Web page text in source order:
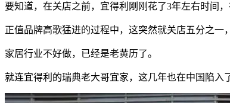
要知道，在关店之前，宜得利刚刚花了3年左右时间
正值品牌高歌猛进的过程中，这突然就关店五分之一
家居行业不好做，已经是老黄历了。
就连宜得利的瑞典老大哥宜家，这几年也在中国陷入